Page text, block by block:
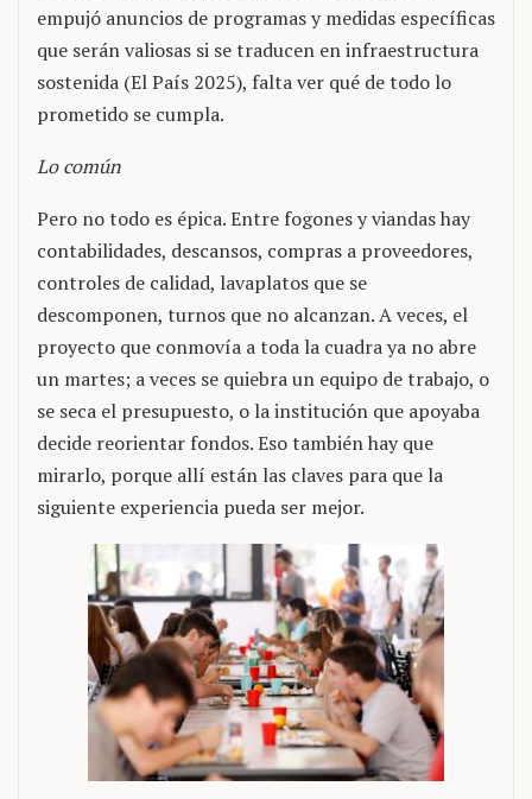
empujó anuncios de programas y medidas específicas
que serán valiosas si se traducen en infraestructura
sostenida (El País 2025), falta ver qué de todo lo
prometido se cumpla.
Lo común
Pero no todo es épica. Entre fogones y viandas hay
contabilidades, descansos, compras a proveedores,
controles de calidad, lavaplatos que se
descomponen, turnos que no alcanzan. A veces, el
proyecto que conmovía a toda la cuadra ya no abre
un martes; a veces se quiebra un equipo de trabajo, o
se seca el presupuesto, o la institución que apoyaba
decide reorientar fondos. Eso también hay que
mirarlo, porque allí están las claves para que la
siguiente experiencia pueda ser mejor.